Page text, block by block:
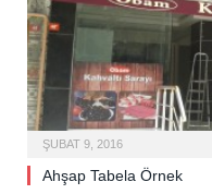
ŞUBAT 9, 2016
Ahşap Tabela Örnek